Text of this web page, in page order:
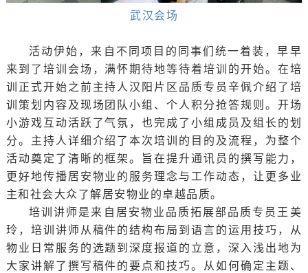
武汉会场
活动伊始，来自不同项目的同事们统一着装，早早
来到了培训会场，满怀期待地等待着培训的开始。在培
训正式开始之前主持人汉阳片区品质专员辛佩介绍了培
训策划内容及现场团队小组、个人积分抢答规则。开场
小游戏互动活跃了气氛，也完成了小组成员及组长的划
分。主持人详细介绍了本次培训的目的及流程，为整个
活动奠定了清晰的框架。旨在提升通讯员的撰写能力，
更好地传播居安物业的服务理念与工作动态，让更多业
主和社会大众了解居安物业的卓越品质。
培训讲师是来自居安物业品质拓展部品质专员王美
玲，培训讲师从稿件的结构布局到语言的运用技巧，从
物业日常服务的选题到深度报道的立意，深入浅出地为
大家讲解了撰写稿件的要点和技巧。从如何确定主题、